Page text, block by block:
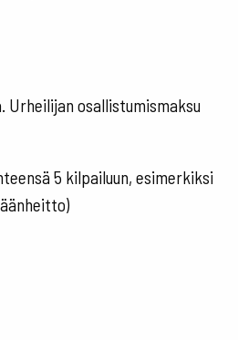
Urheilijan osallistumismaksu
5 kilpailuun, esimerkiksi